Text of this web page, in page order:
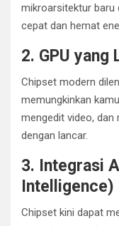
mikroarsitektur baru
cepat dan hemat
2. GPU yang
Chipset modern
memungkinkan
mengedit video, dan
dengan lancar.
3. Integrasi
Intelligence)
Chipset kini dapat